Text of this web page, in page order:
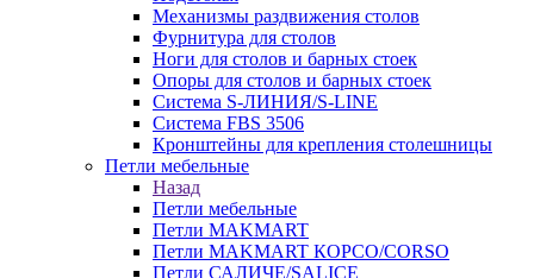
Механизмы раздвижения столов
Фурнитура для столов
Ноги для столов и барных стоек
Опоры для столов и барных стоек
Система S-ЛИНИЯ/S-LINE
Система FBS 3506
Кронштейны для крепления столешницы
Петли мебельные
Назад
Петли мебельные
Петли MAKMART
Петли MAKMART КОРСО/CORSO
Петли САЛИЧЕ/SALICE